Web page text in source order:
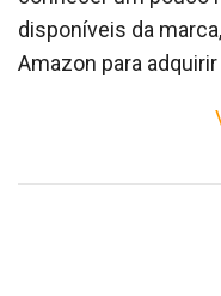
disponíveis da
Amazon para